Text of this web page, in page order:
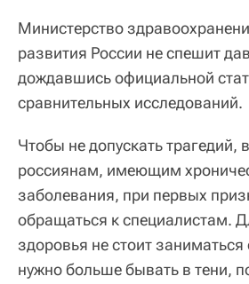
Министерство
развития России не спешит
дождавшись официальной
сравнительных исследований.
Чтобы не допускать трагедий,
россиянам, имеющим
заболевания, при первых
обращаться к специалистам.
здоровья не стоит
нужно больше бывать в тени,